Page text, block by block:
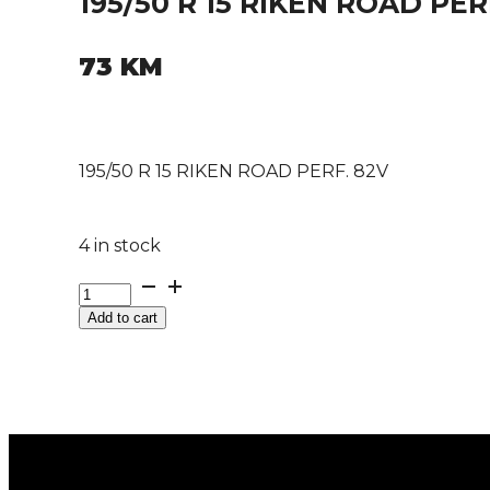
73 KM
195/50 R 15 RIKEN ROAD PERF. 82V
4 in stock
195/50
R
15Add to cart